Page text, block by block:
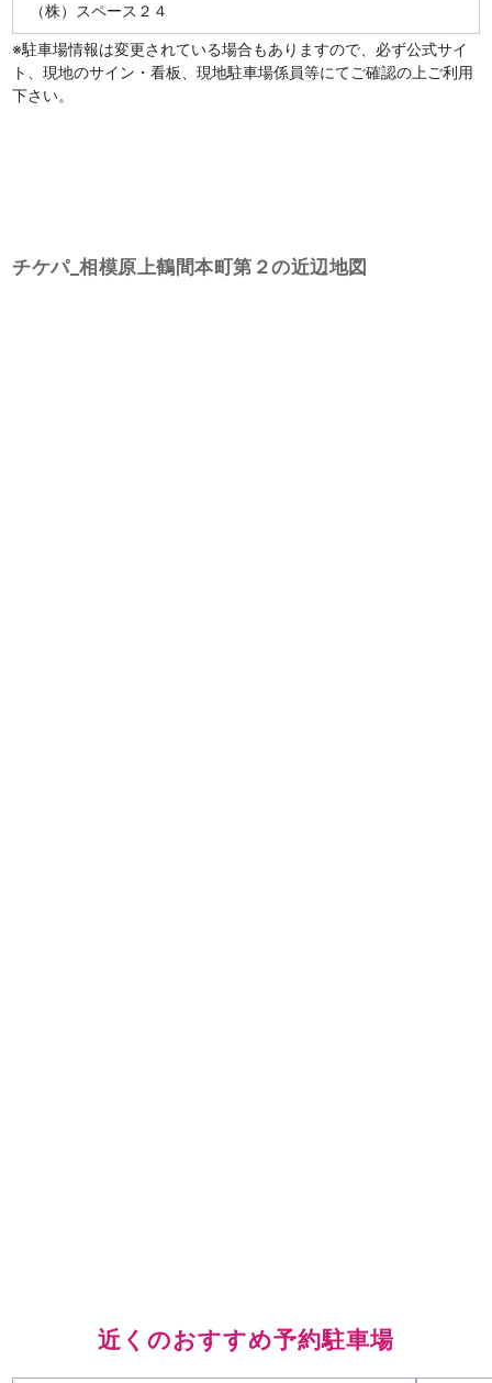
（株）スペース２４
※駐車場情報は変更されている場合もありますので、必ず公式サイ
ト、現地のサイン・看板、現地駐車場係員等にてご確認の上ご利用
下さい。
チケパ_相模原上鶴間本町第２の近辺地図
近くのおすすめ予約駐車場